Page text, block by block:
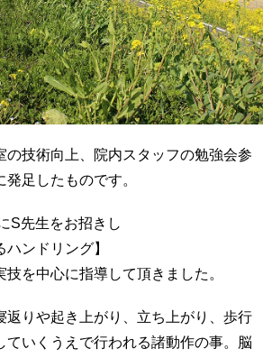
の技術向上、院内スタッフの勉強会参
足したものです。
S先生をお招きし
ハンドリング】
技を中心に指導して頂きました。
返りや起き上がり、立ち上がり、歩行
ていくうえで行われる諸動作の事。脳